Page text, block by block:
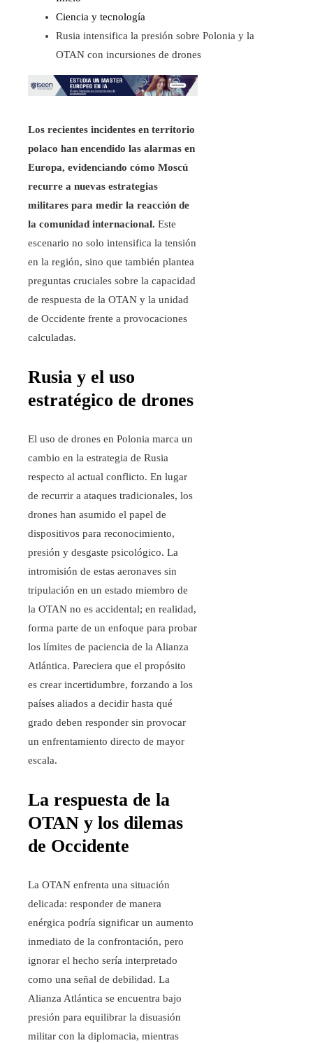
Ciencia y tecnología
Rusia intensifica la presión sobre Polonia y la
OTAN con incursiones de drones
Los recientes incidentes en territorio
polaco han encendido las alarmas en
Europa, evidenciando cómo Moscú
recurre a nuevas estrategias
militares para medir la reacción de
la comunidad internacional. Este
escenario no solo intensifica la tensión
en la región, sino que también plantea
preguntas cruciales sobre la capacidad
de respuesta de la OTAN y la unidad
de Occidente frente a provocaciones
calculadas.
Rusia y el uso
estratégico de drones
El uso de drones en Polonia marca un
cambio en la estrategia de Rusia
respecto al actual conflicto. En lugar
de recurrir a ataques tradicionales, los
drones han asumido el papel de
dispositivos para reconocimiento,
presión y desgaste psicológico. La
intromisión de estas aeronaves sin
tripulación en un estado miembro de
la OTAN no es accidental; en realidad,
forma parte de un enfoque para probar
los límites de paciencia de la Alianza
Atlántica. Pareciera que el propósito
es crear incertidumbre, forzando a los
países aliados a decidir hasta qué
grado deben responder sin provocar
un enfrentamiento directo de mayor
escala.
La respuesta de la
OTAN y los dilemas
de Occidente
La OTAN enfrenta una situación
delicada: responder de manera
enérgica podría significar un aumento
inmediato de la confrontación, pero
ignorar el hecho sería interpretado
como una señal de debilidad. La
Alianza Atlántica se encuentra bajo
presión para equilibrar la disuasión
militar con la diplomacia, mientras